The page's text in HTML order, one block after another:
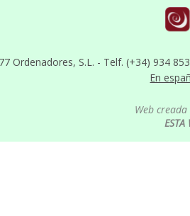
Ordenadores, S.L. - Telf. (+34) 934
En
Web
ESTA